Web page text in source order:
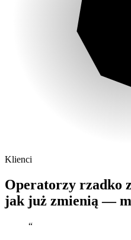
Klienci
Operatorzy rzadko
jak już zmienią —
“